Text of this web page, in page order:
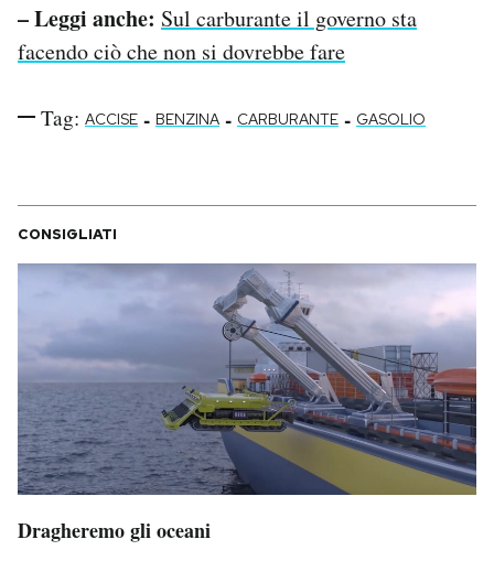
– Leggi anche: Sul carburante il governo sta
facendo ciò che non si dovrebbe fare
Tag: ACCISE - BENZINA - CARBURANTE - GASOLIO
CONSIGLIATI
Dragheremo gli oceani